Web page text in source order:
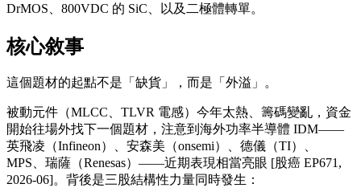
DrMOS、800VDC 的 SiC、以及二極體轉單。
核心敘事
這個題材的起點不是「缺貨」，而是「外溢」。
被動元件（MLCC、TLVR 電感）今年太熱、籌碼變亂，資金
開始往場外找下一個題材，注意到海外功率半導體 IDM——
英飛凌（Infineon）、安森美（onsemi）、德儀（TI）、
MPS、瑞薩（Renesas）——近期表現相當亮眼 [股癌 EP671,
2026-06]。背後是三股結構性力量同時發生：